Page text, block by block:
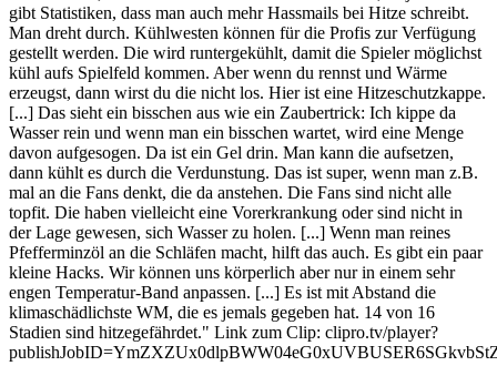
gibt Statistiken, dass man auch mehr Hassmails bei Hitze schreibt.
Man dreht durch. Kühlwesten können für die Profis zur Verfügung
gestellt werden. Die wird runtergekühlt, damit die Spieler möglichst
kühl aufs Spielfeld kommen. Aber wenn du rennst und Wärme
erzeugst, dann wirst du die nicht los. Hier ist eine Hitzeschutzkappe.
[...] Das sieht ein bisschen aus wie ein Zaubertrick: Ich kippe da
Wasser rein und wenn man ein bisschen wartet, wird eine Menge
davon aufgesogen. Da ist ein Gel drin. Man kann die aufsetzen,
dann kühlt es durch die Verdunstung. Das ist super, wenn man z.B.
mal an die Fans denkt, die da anstehen. Die Fans sind nicht alle
topfit. Die haben vielleicht eine Vorerkrankung oder sind nicht in
der Lage gewesen, sich Wasser zu holen. [...] Wenn man reines
Pfefferminzöl an die Schläfen macht, hilft das auch. Es gibt ein paar
kleine Hacks. Wir können uns körperlich aber nur in einem sehr
engen Temperatur-Band anpassen. [...] Es ist mit Abstand die
klimaschädlichste WM, die es jemals gegeben hat. 14 von 16
Stadien sind hitzegefährdet." Link zum Clip: clipro.tv/player?